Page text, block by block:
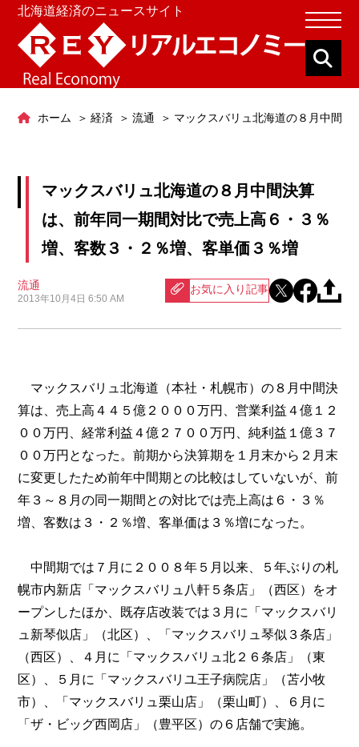
北海道経済のニュースサイト
ホーム 経済 流通 マックスバリュ北海道の８月中間
マックスバリュ北海道の８月中間決算
は、前年同一期間対比で売上高６・３％
増、客数３・２％増、客単価３％増
流通
2013年10月4日 6:50 AM
お気に入り記事
マックスバリュ北海道（本社・札幌市）の８月中間決
算は、売上高４４５億２０００万円、営業利益４億１２
００万円、経常利益４億２７００万円、純利益１億３７
００万円となった。前期から決算期を１月末から２月末
に変更したため前年中間期との比較はしていないが、前
年３～８月の同一期間との対比では売上高は６・３％
増、客数は３・２％増、客単価は３％増になった。
中間期では７月に２００８年５月以来、５年ぶりの札
幌市内新店「マックスバリュ八軒５条店」（西区）をオ
ープンしたほか、既存店改装では３月に「マックスバリ
ュ新琴似店」（北区）、「マックスバリュ琴似３条店」
（西区）、４月に「マックスバリュ北２６条店」（東
区）、５月に「マックスバリユ王子病院店」（苫小牧
市）、「マックスバリュ栗山店」（栗山町）、６月に
「ザ・ビッグ西岡店」（豊平区）の６店舗で実施。